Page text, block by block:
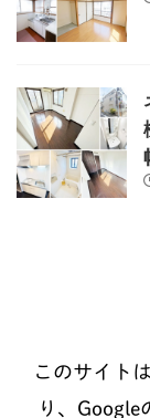
このサイト
り、Google